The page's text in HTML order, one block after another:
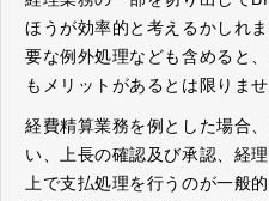
ほうが効率的と考えるかしれ
要な例外処理なども含めると
もメリットがあるとは限りませ
経費精算業務を例とした場合
い、上長の確認及び承認、経
上で支払処理を行うのが一般